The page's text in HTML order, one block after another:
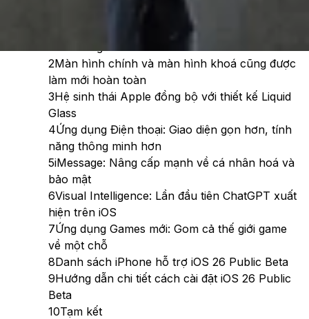
Liquid Glass: Cú lột xác về thiết kế mà iOS
2Màn hình chính và màn hình khoá cũng được
làm mới hoàn toàn
3Hệ sinh thái Apple đồng bộ với thiết kế Liquid
Glass
4Ứng dụng Điện thoại: Giao diện gọn hơn, tính
năng thông minh hơn
5iMessage: Nâng cấp mạnh về cá nhân hoá và
bảo mật
6Visual Intelligence: Lần đầu tiên ChatGPT xuất
hiện trên iOS
7Ứng dụng Games mới: Gom cả thế giới game
về một chỗ
8Danh sách iPhone hỗ trợ iOS 26 Public Beta
9Hướng dẫn chi tiết cách cài đặt iOS 26 Public
Beta
10Tạm kết